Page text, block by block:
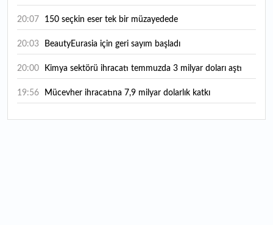
20:07 150 seçkin eser tek bir müzayedede
20:03 BeautyEurasia için geri sayım başladı
20:00 Kimya sektörü ihracatı temmuzda 3 milyar doları aştı
19:56 Mücevher ihracatına 7,9 milyar dolarlık katkı